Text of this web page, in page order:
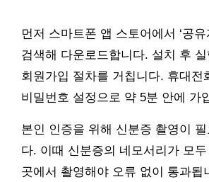
먼저 스마트폰 앱 스토어에서 ‘공유
검색해 다운로드합니다. 설치 후
회원가입 절차를 거칩니다. 휴대전
비밀번호 설정으로 약 5분 안에 가
본인 인증을 위해 신분증 촬영이
다. 이때 신분증의 네모서리가 모
곳에서 촬영해야 오류 없이 통과됩